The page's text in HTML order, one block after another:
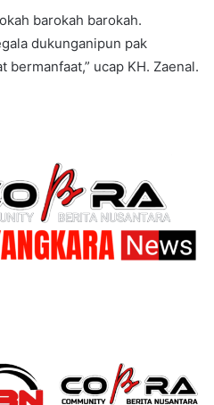
barokah barokah.
dukunganipun pak
bermanfaat,” ucap KH. Zaenal.